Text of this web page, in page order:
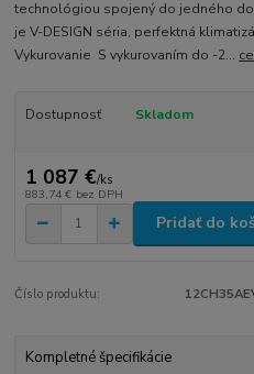
technológiou spojený do jedného
je V-DESIGN séria, perfektná
Vykurovanie S vykurovaním do -2...
Dostupnosť Skladom
1 087 €/ks
883,74 € bez DPH
Pridať do
Číslo produktu:
Kompletné špecifikácie